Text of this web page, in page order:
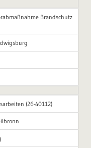
Brandschutz
(26-40112)